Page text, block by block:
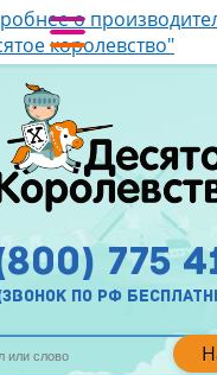
о
королевство"
775
по рф